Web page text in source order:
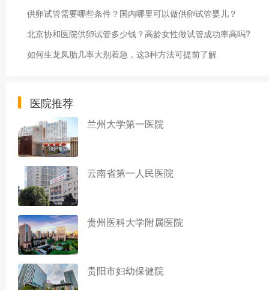
供卵试管需要哪些条件？国内哪里可以做供卵试管婴儿？
北京协和医院供卵试管多少钱？高龄女性做试管成功率高吗?
如何生龙凤胎几率大别着急，这3种方法可提前了解
医院推荐
兰州大学第一医院
云南省第一人民医院
贵州医科大学附属医院
贵阳市妇幼保健院